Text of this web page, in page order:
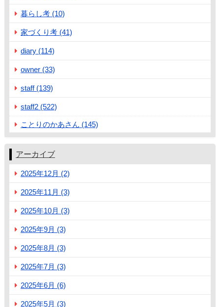
暮らし考 (10)
家づくり考 (41)
diary (114)
owner (33)
staff (139)
staff2 (522)
ことりのかあさん (145)
アーカイブ
2025年12月 (2)
2025年11月 (3)
2025年10月 (3)
2025年9月 (3)
2025年8月 (3)
2025年7月 (3)
2025年6月 (6)
2025年5月 (3)